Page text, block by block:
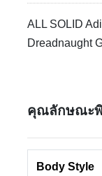
ALL SOLID
Dreadnaught
คุณลักษณะพิ
Body Style